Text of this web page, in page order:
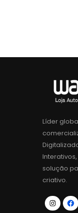
Líder
solução
criativo.